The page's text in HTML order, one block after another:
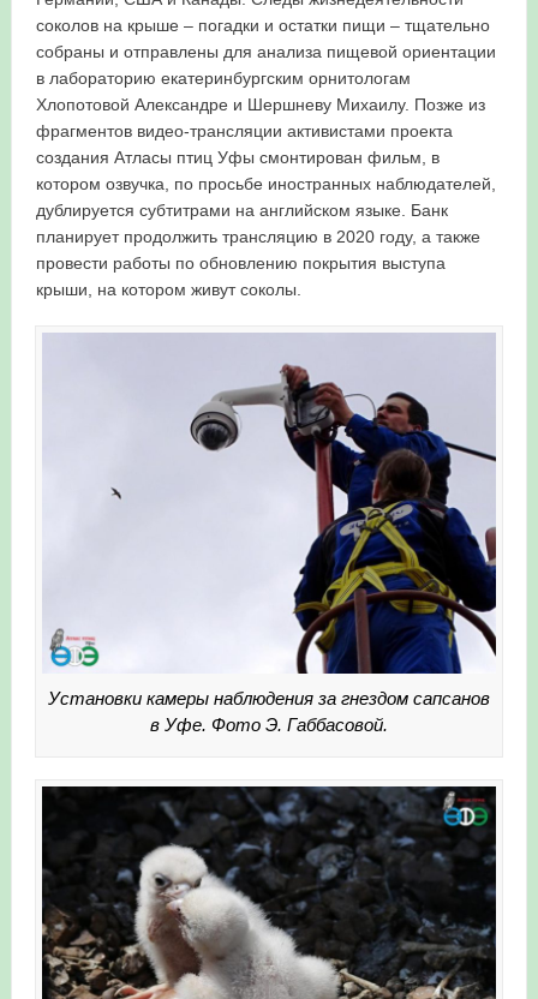
соколов на крыше – погадки и остатки пищи – тщательно
собраны и отправлены для анализа пищевой ориентации
в лабораторию екатеринбургским орнитологам
Хлопотовой Александре и Шершневу Михаилу. Позже из
фрагментов видео-трансляции активистами проекта
создания Атласы птиц Уфы смонтирован фильм, в
котором озвучка, по просьбе иностранных наблюдателей,
дублируется субтитрами на английском языке. Банк
планирует продолжить трансляцию в 2020 году, а также
провести работы по обновлению покрытия выступа
крыши, на котором живут соколы.
Установки камеры наблюдения за гнездом сапсанов
в Уфе. Фото Э. Габбасовой.